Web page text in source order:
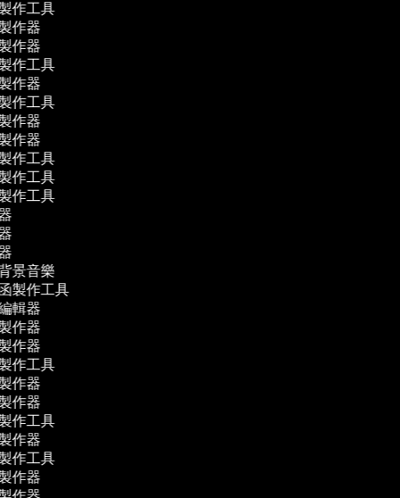
作工具
作器
作器
作工具
作器
作工具
作器
作器
作工具
作工具
作工具
景音樂
製作工具
輯器
作器
作器
作工具
作器
作器
作工具
作器
作工具
作器